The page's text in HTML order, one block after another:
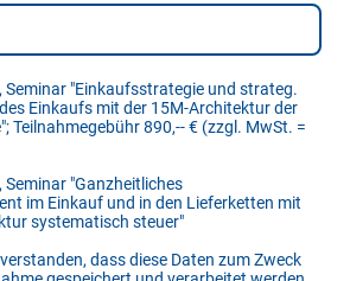
"Einkaufsstrategie und strateg.
Einkaufs mit der 15M-Architektur der
Teilnahmegebühr 890,-- € (zzgl. MwSt. =
"Ganzheitliches
im Einkauf und in den Lieferketten mit
systematisch steuer"
dass diese Daten zum Zweck